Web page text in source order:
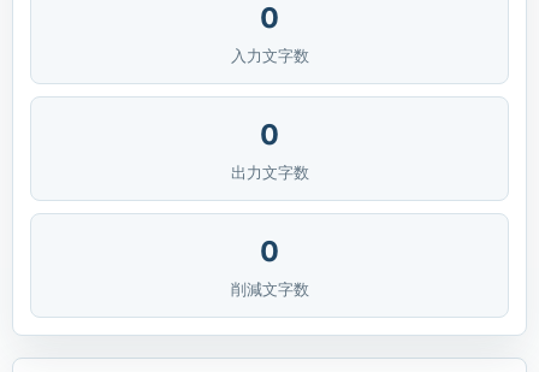
0
入力文字数
0
出力文字数
0
削減文字数